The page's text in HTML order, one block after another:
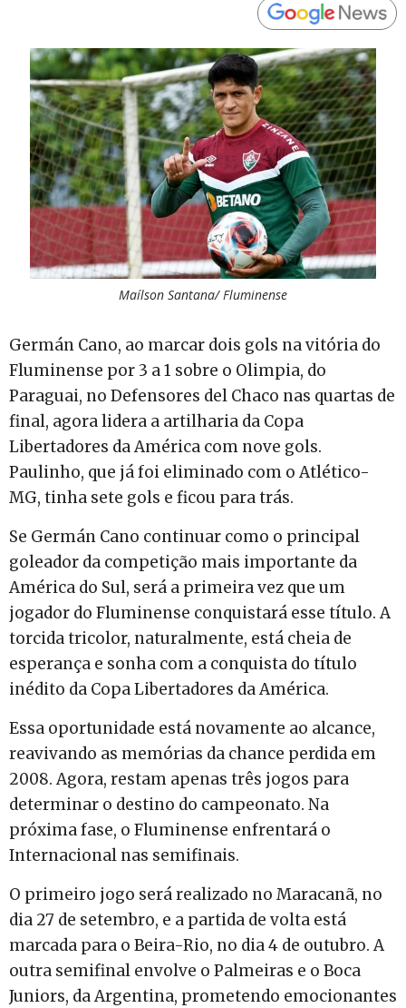
Maílson Santana/ Fluminense
Germán Cano, ao marcar dois gols na vitória do
Fluminense por 3 a 1 sobre o Olimpia, do
Paraguai, no Defensores del Chaco nas quartas de
final, agora lidera a artilharia da Copa
Libertadores da América com nove gols.
Paulinho, que já foi eliminado com o Atlético-
MG, tinha sete gols e ficou para trás.
Se Germán Cano continuar como o principal
goleador da competição mais importante da
América do Sul, será a primeira vez que um
jogador do Fluminense conquistará esse título. A
torcida tricolor, naturalmente, está cheia de
esperança e sonha com a conquista do título
inédito da Copa Libertadores da América.
Essa oportunidade está novamente ao alcance,
reavivando as memórias da chance perdida em
2008. Agora, restam apenas três jogos para
determinar o destino do campeonato. Na
próxima fase, o Fluminense enfrentará o
Internacional nas semifinais.
O primeiro jogo será realizado no Maracanã, no
dia 27 de setembro, e a partida de volta está
marcada para o Beira-Rio, no dia 4 de outubro. A
outra semifinal envolve o Palmeiras e o Boca
Juniors, da Argentina, prometendo emocionantes